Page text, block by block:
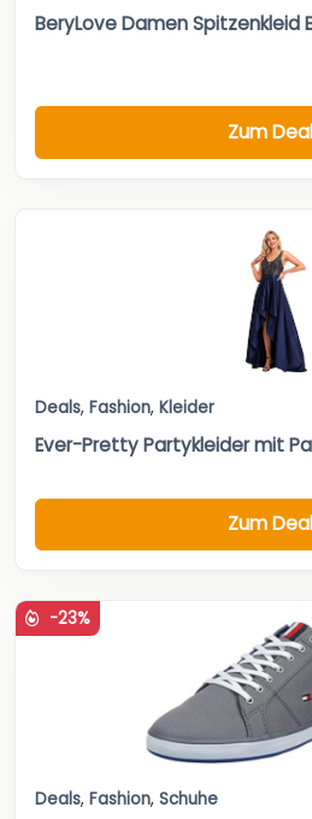
BeryLove Damen Spitzenkleid
Zum Deal
Deals, Fashion, Kleider
Ever-Pretty Partykleider mit
Zum Deal
-23%
Deals, Fashion, Schuhe